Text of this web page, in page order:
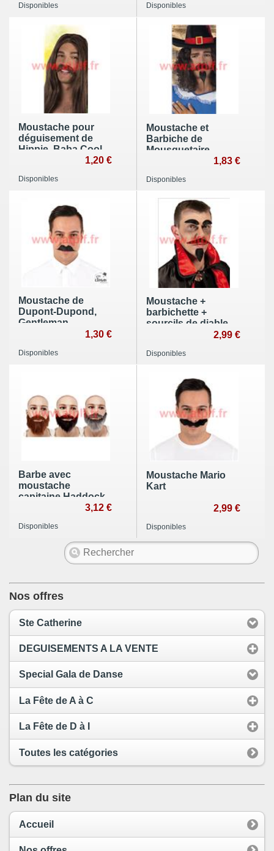
Disponibles Disponibles
Moustache pour
déguisement de
Hippie, Baba Cool,
1,20 €
Disponibles
Moustache et
Barbiche de
Mousquetaire
1,83 €
Disponibles
Moustache de
Dupont-Dupond,
Gentleman
1,30 €
Disponibles
Moustache +
barbichette +
sourcils de diable
2,99 €
Disponibles
Barbe avec
moustache
capitaine Haddock
3,12 €
Disponibles
Moustache Mario
Kart
2,99 €
Disponibles
Nos offres
Ste Catherine
DEGUISEMENTS A LA VENTE
Special Gala de Danse
La Fête de A à C
La Fête de D à I
Toutes les catégories
Plan du site
Accueil